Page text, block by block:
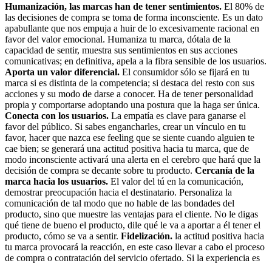
Humanización, las marcas han de tener sentimientos. El 80% de
las decisiones de compra se toma de forma inconsciente. Es un dato
apabullante que nos empuja a huir de lo excesivamente racional en
favor del valor emocional. Humaniza tu marca, dótala de la
capacidad de sentir, muestra sus sentimientos en sus acciones
comunicativas; en definitiva, apela a la fibra sensible de los usuarios.
Aporta un valor diferencial. El consumidor sólo se fijará en tu
marca si es distinta de la competencia; si destaca del resto con sus
acciones y su modo de darse a conocer. Ha de tener personalidad
propia y comportarse adoptando una postura que la haga ser única.
Conecta con los usuarios. La empatía es clave para ganarse el
favor del público. Si sabes engancharles, crear un vínculo en tu
favor, hacer que nazca ese feeling que se siente cuando alguien te
cae bien; se generará una actitud positiva hacia tu marca, que de
modo inconsciente activará una alerta en el cerebro que hará que la
decisión de compra se decante sobre tu producto. Cercanía de la
marca hacia los usuarios. El valor del tú en la comunicación,
demostrar preocupación hacia el destinatario. Personaliza la
comunicación de tal modo que no hable de las bondades del
producto, sino que muestre las ventajas para el cliente. No le digas
qué tiene de bueno el producto, dile qué le va a aportar a él tener el
producto, cómo se va a sentir. Fidelización. la actitud positiva hacia
tu marca provocará la reacción, en este caso llevar a cabo el proceso
de compra o contratación del servicio ofertado. Si la experiencia es